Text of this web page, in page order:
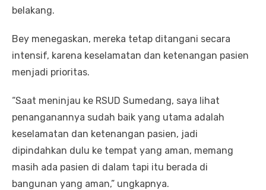
belakang.
Bey menegaskan, mereka tetap ditangani secara
intensif, karena keselamatan dan ketenangan pasien
menjadi prioritas.
“Saat meninjau ke RSUD Sumedang, saya lihat
penanganannya sudah baik yang utama adalah
keselamatan dan ketenangan pasien, jadi
dipindahkan dulu ke tempat yang aman, memang
masih ada pasien di dalam tapi itu berada di
bangunan yang aman,” ungkapnya.